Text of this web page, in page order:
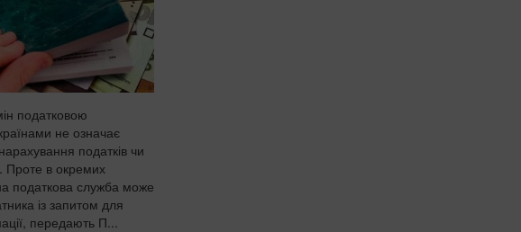
податковою
не означає
податків чи
Проте в окремих
податкова служба може
із запитом для
передають П...